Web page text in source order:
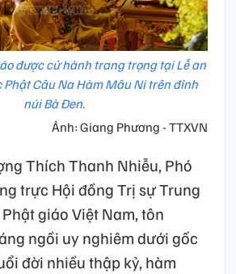
được cử hành trang trọng tại Lễ an
Câu Na Hàm Mâu Ni trên đỉnh
núi Bà Đen.
Ảnh: Giang Phương - TTXVN
Thích Thanh Nhiễu, Phó
trực Hội đồng Trị sự Trung
giáo Việt Nam, tôn
ngồi uy nghiêm dưới gốc
đời nhiều thập kỷ, hàm